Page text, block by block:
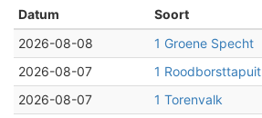
Datum
Soort
2026-08-08
1 Groene Specht
2026-08-07
1 Roodborsttapuit
2026-08-07
1 Torenvalk